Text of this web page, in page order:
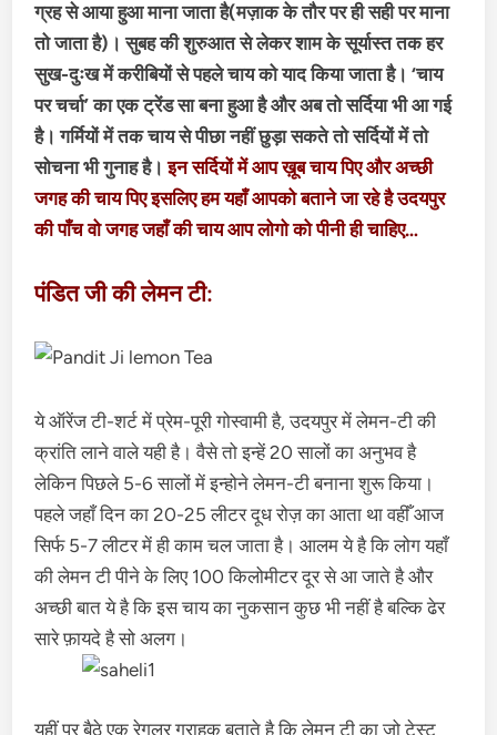
ग्रह से आया हुआ माना जाता है(मज़ाक के तौर पर ही सही पर माना
तो जाता है)। सुबह की शुरुआत से लेकर शाम के सूर्यास्त तक हर
सुख-दुःख में करीबियों से पहले चाय को याद किया जाता है। ‘चाय
पर चर्चा’ का एक ट्रेंड सा बना हुआ है और अब तो सर्दिया भी आ गई
है। गर्मियों में तक चाय से पीछा नहीं छुड़ा सकते तो सर्दियों में तो
सोचना भी गुनाह है।इन सर्दियों में आप ख़ूब चाय पिए और अच्छी
जगह की चाय पिए इसलिए हम यहाँ आपको बताने जा रहे है उदयपुर
की पाँच वो जगह जहाँ की चाय आप लोगो को पीनी ही चाहिए…
पंडित जी की लेमन टी:
ये ऑरेंज टी-शर्ट में प्रेम-पूरी गोस्वामी है, उदयपुर में लेमन-टी की
क्रांति लाने वाले यही है। वैसे तो इन्हें 20 सालों का अनुभव है
लेकिन पिछले 5-6 सालों में इन्होने लेमन-टी बनाना शुरू किया।
पहले जहाँ दिन का 20-25 लीटर दूध रोज़ का आता था वहीँ आज
सिर्फ 5-7 लीटर में ही काम चल जाता है। आलम ये है कि लोग यहाँ
की लेमन टी पीने के लिए 100 किलोमीटर दूर से आ जाते है और
अच्छी बात ये है कि इस चाय का नुकसान कुछ भी नहीं है बल्कि ढेर
सारे फ़ायदे है सो अलग।
यहीं पर बैठे एक रेगुलर ग्राहक बताते है कि लेमन टी का जो टेस्ट